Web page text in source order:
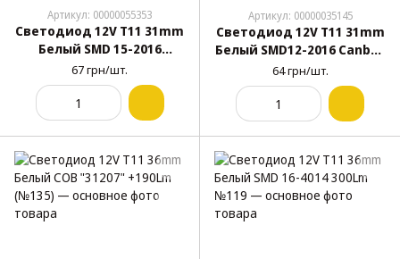
Артикул: 00000055353
Светодиод 12V T11 31mm
Белый SMD 15-2016
Canbus 180Lm №106
67 грн/шт.
Артикул: 00000035145
Светодиод 12V T11 31mm
Белый SMD12-2016 Canbus
650Lm №114
64 грн/шт.